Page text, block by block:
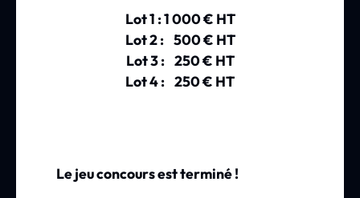
Lot 1 : 1 000 € HT
Lot 2 : 500 € HT
Lot 3 : 250 € HT
Lot 4 : 250 € HT
Le jeu concours est terminé !